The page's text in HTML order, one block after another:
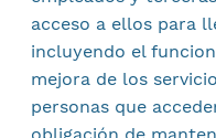
acceso a ellos para
incluyendo el
mejora de los
personas que